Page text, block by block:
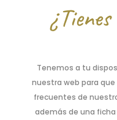
Tenemos a tu
nuestra web para
frecuentes de
además de una